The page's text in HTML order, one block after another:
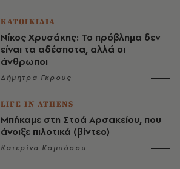
ΚΑΤΟΙΚΙΔΙΑ
Νίκος Χρυσάκης: Το πρόβλημα δεν
είναι τα αδέσποτα, αλλά οι
άνθρωποι
Δήμητρα Γκρους
LIFE IN ATHENS
Μπήκαμε στη Στοά Αρσακείου, που
άνοιξε πιλοτικά (βίντεο)
Κατερίνα Καμπόσου